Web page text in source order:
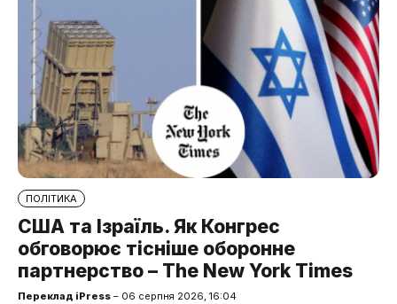
ПОЛІТИКА
США та Ізраїль. Як Конгрес
обговорює тісніше оборонне
партнерство – The New York Times
Переклад iPress – 06 серпня 2026, 16:04